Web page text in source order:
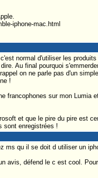
iphone-mac.html
normal d'utiliser les produits
Au final pourquoi
on ne parle pas d'un
!
francophones sur mon Lumia
et que le pire du pire est
sont enregistrées !
ms qu il se doit d utiliser un
avis, défend le c est cool.